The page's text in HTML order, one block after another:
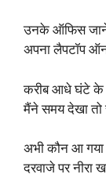
उनके ऑफिस जाने
अपना लैपटॉप
करीब आधे घंटे के
मैंने समय देखा तो
अभी कौन आ
दरवाजे पर नीरा